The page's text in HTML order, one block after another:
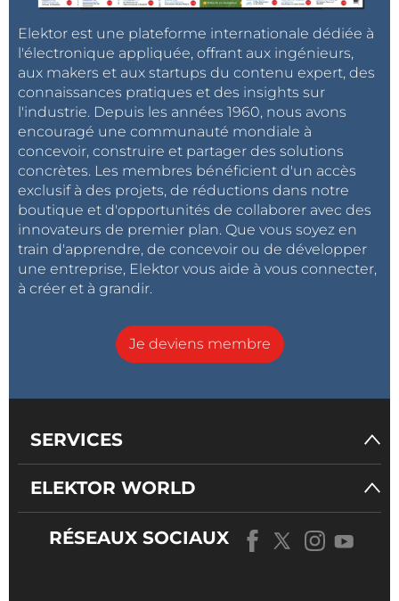
Elektor est une plateforme internationale dédiée à
l'électronique appliquée, offrant aux ingénieurs,
aux makers et aux startups du contenu expert, des
connaissances pratiques et des insights sur
l'industrie. Depuis les années 1960, nous avons
encouragé une communauté mondiale à
concevoir, construire et partager des solutions
concrètes. Les membres bénéficient d'un accès
exclusif à des projets, de réductions dans notre
boutique et d'opportunités de collaborer avec des
innovateurs de premier plan. Que vous soyez en
train d'apprendre, de concevoir ou de développer
une entreprise, Elektor vous aide à vous connecter,
à créer et à grandir.
Je deviens membre
SERVICES
ELEKTOR WORLD
RÉSEAUX SOCIAUX